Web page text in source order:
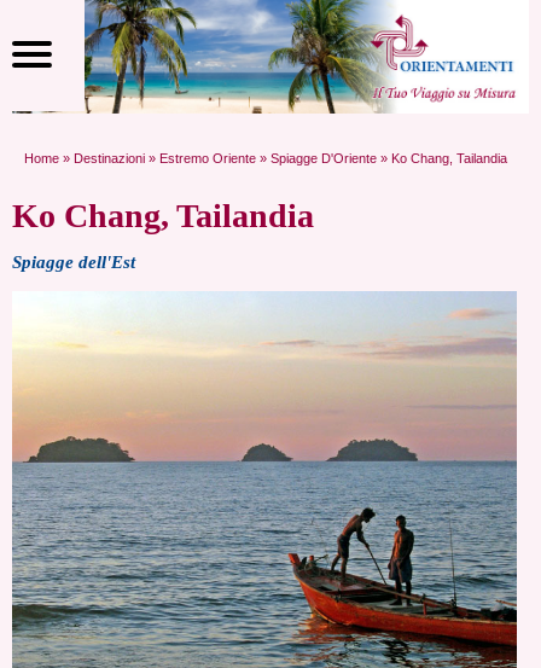
Home » Destinazioni » Estremo Oriente » Spiagge D'Oriente » Ko Chang, Tailandia
Ko Chang, Tailandia
Spiagge dell'Est